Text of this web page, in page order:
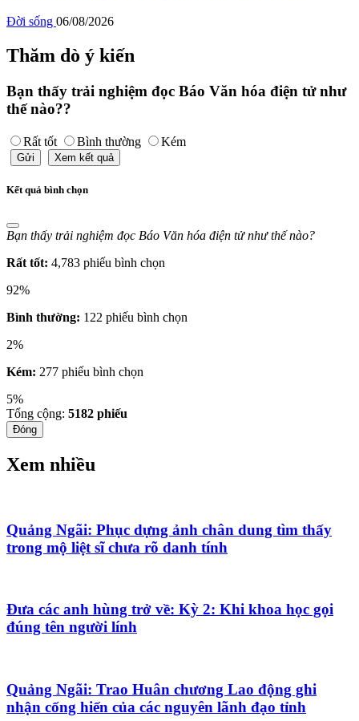
Đời sống 06/08/2026
Thăm dò ý kiến
Bạn thấy trải nghiệm đọc Báo Văn hóa điện tử như
thế nào??
Rất tốt Bình thường Kém
Gửi Xem kết quả
Kết quả bình chọn
Bạn thấy trải nghiệm đọc Báo Văn hóa điện tử như thế nào?
Rất tốt: 4,783 phiếu bình chọn
92%
Bình thường: 122 phiếu bình chọn
2%
Kém: 277 phiếu bình chọn
5%
Tổng cộng: 5182 phiếu
Đóng
Xem nhiều
Quảng Ngãi: Phục dựng ảnh chân dung tìm thấy
trong mộ liệt sĩ chưa rõ danh tính
Đưa các anh hùng trở về: Kỳ 2: Khi khoa học gọi
đúng tên người lính
Quảng Ngãi: Trao Huân chương Lao động ghi
nhận cống hiến của các nguyên lãnh đạo tỉnh